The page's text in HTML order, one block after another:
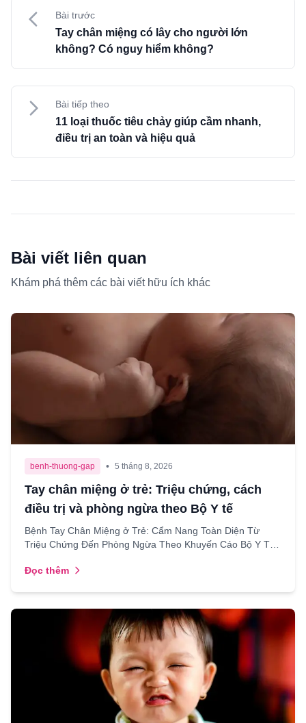
Bài trước
Tay chân miệng có lây cho người lớn
không? Có nguy hiểm không?
Bài tiếp theo
11 loại thuốc tiêu chảy giúp cầm nhanh,
điều trị an toàn và hiệu quả
Bài viết liên quan
Khám phá thêm các bài viết hữu ích khác
benh-thuong-gap • 5 tháng 8, 2026
Tay chân miệng ở trẻ: Triệu chứng, cách
điều trị và phòng ngừa theo Bộ Y tế
Bệnh Tay Chân Miệng ở Trẻ: Cẩm Nang Toàn Diện Từ
Triệu Chứng Đến Phòng Ngừa Theo Khuyến Cáo Bộ Y Tế.
rồi...
Đọc thêm